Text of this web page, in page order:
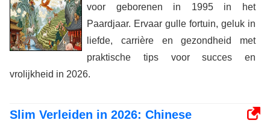
voor geborenen in 1995 in het
Paardjaar. Ervaar gulle fortuin, geluk in
liefde, carrière en gezondheid met
praktische tips voor succes en
vrolijkheid in 2026.
Slim Verleiden in 2026: Chinese